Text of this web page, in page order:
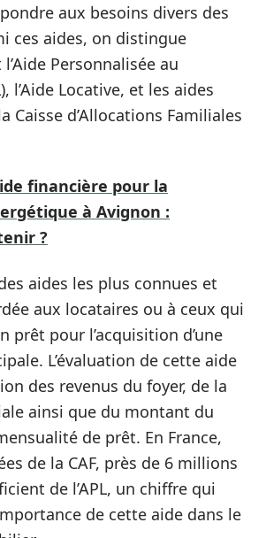
aux besoins divers des
ces aides, on distingue
Personnalisée au
l’Aide Locative, et les aides
Caisse d’Allocations Familiales
financière pour la
à Avignon :
?
aides les plus connues et
aux locataires ou à ceux qui
prêt pour l’acquisition d’une
L’évaluation de cette aide
des revenus du foyer, de la
ainsi que du montant du
de prêt. En France,
de la CAF, près de 6 millions
de l’APL, un chiffre qui
de cette aide dans le